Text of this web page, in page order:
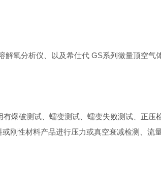
氧分析仪、以及希仕代 GS系列微量顶空
爆破测试、蠕变测试、蠕变失败测试、正
刚性材料产品进行压力或真空衰减检测、流